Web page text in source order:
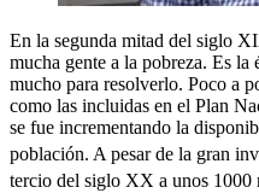
En la segunda mitad del siglo
mucha gente a la pobreza. Es
mucho para resolverlo. Poco a
como las incluidas en el Plan
se fue incrementando la
población. A pesar de la gran
tercio del siglo XX a unos 1000